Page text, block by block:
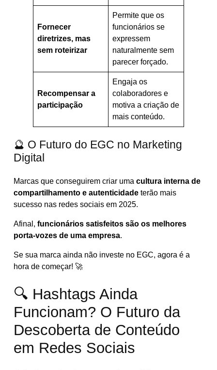
Fornecer
diretrizes, mas
sem roteirizar
Permite que os
funcionários se
expressem
naturalmente sem
parecer forçado.
Recompensar a
participação
Engaja os
colaboradores e
motiva a criação de
mais conteúdo.
🔮 O Futuro do EGC no Marketing
Digital
Marcas que conseguirem criar uma cultura interna de
compartilhamento e autenticidade terão mais
sucesso nas redes sociais em 2025.
Afinal, funcionários satisfeitos são os melhores
porta-vozes de uma empresa.
Se sua marca ainda não investe no EGC, agora é a
hora de começar! 🚀
🔍 Hashtags Ainda
Funcionam? O Futuro da
Descoberta de Conteúdo
em Redes Sociais